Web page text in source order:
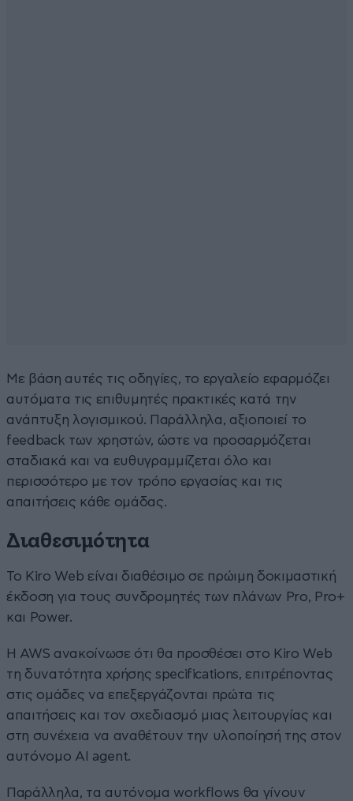
Με βάση αυτές τις οδηγίες, το εργαλείο εφαρμόζει
αυτόματα τις επιθυμητές πρακτικές κατά την
ανάπτυξη λογισμικού. Παράλληλα, αξιοποιεί το
feedback των χρηστών, ώστε να προσαρμόζεται
σταδιακά και να ευθυγραμμίζεται όλο και
περισσότερο με τον τρόπο εργασίας και τις
απαιτήσεις κάθε ομάδας.
Διαθεσιμότητα
Το Kiro Web είναι διαθέσιμο σε πρώιμη δοκιμαστική
έκδοση για τους συνδρομητές των πλάνων Pro, Pro+
και Power.
Η AWS ανακοίνωσε ότι θα προσθέσει στο Kiro Web
τη δυνατότητα χρήσης specifications, επιτρέποντας
στις ομάδες να επεξεργάζονται πρώτα τις
απαιτήσεις και τον σχεδιασμό μιας λειτουργίας και
στη συνέχεια να αναθέτουν την υλοποίησή της στον
αυτόνομο AI agent.
Παράλληλα, τα αυτόνομα workflows θα γίνουν